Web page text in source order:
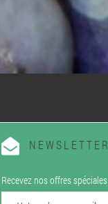
NEWSLETTER
Recevez nos offres spéciales